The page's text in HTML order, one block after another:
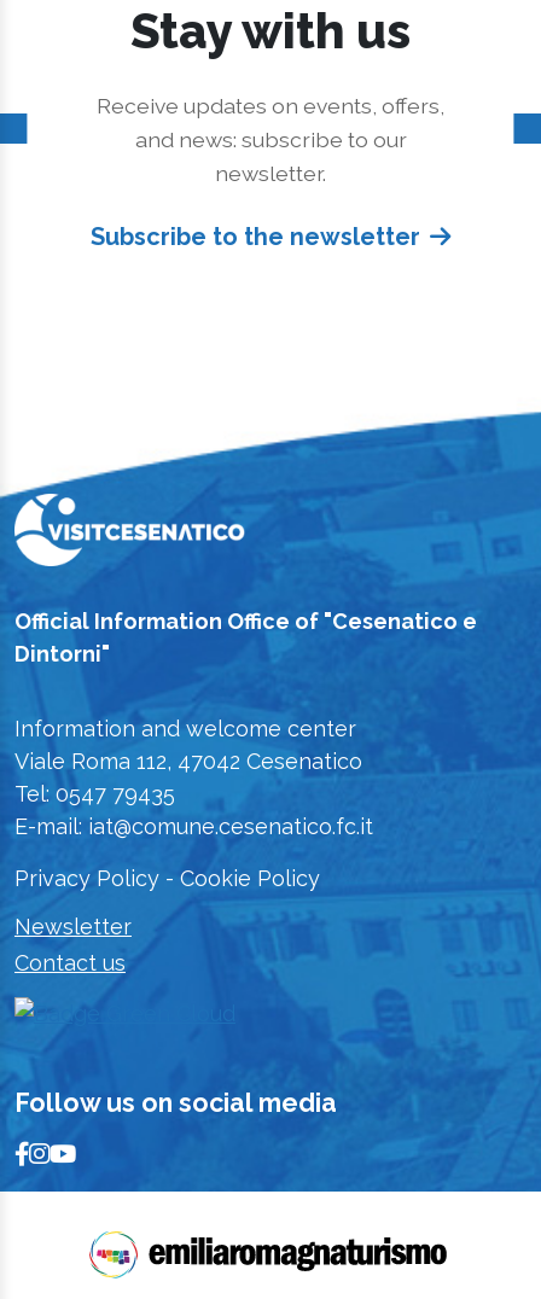
Stay with us
Receive updates on events, offers,
and news: subscribe to our
newsletter.
Subscribe to the newsletter
Official Information Office of "Cesenatico e
Dintorni"
Information and welcome center
Viale Roma 112, 47042 Cesenatico
Tel: 0547 79435
E-mail: iat@comune.cesenatico.fc.it
Privacy Policy - Cookie Policy
Newsletter
Contact us
Follow us on social media